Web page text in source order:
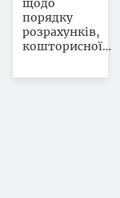
щодо
порядку
розрахунків,
кошторисної…